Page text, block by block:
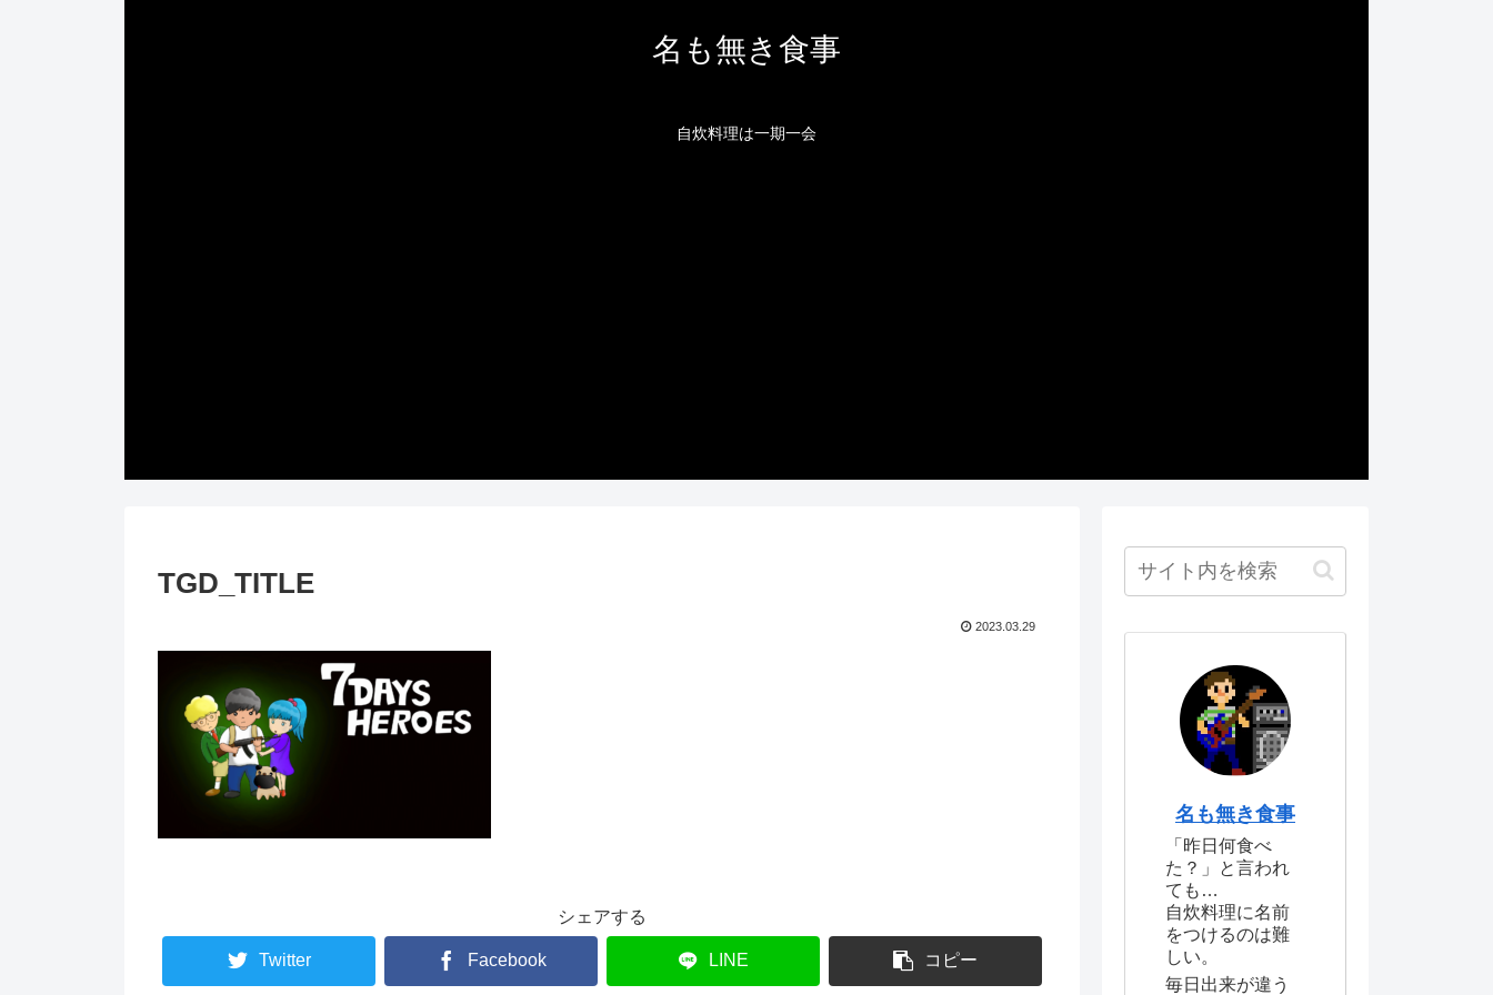
名も無き食事
自炊料理は一期一会
TGD_TITLE
2023.03.29
シェアする
Twitter Facebook LINE コピー
名も無き食事
「昨日何食べ
た？」と言われ
ても…
自炊料理に名前
をつけるのは難
しい。
毎日出来が違う